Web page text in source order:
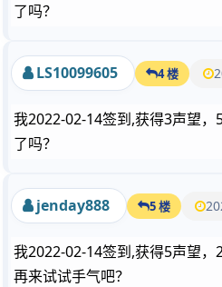
了吗？
LS10099605 4 楼
我2022-02-14签到,获得3声望
了吗？
jenday888 5 楼
我2022-02-14签到,获得5声望，
再来试试手气吧？